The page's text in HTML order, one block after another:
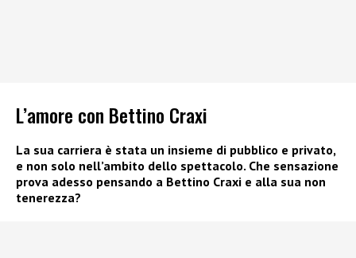
L’amore con Bettino Craxi
La sua carriera è stata un insieme di pubblico e privato,
e non solo nell’ambito dello spettacolo. Che sensazione
prova adesso pensando a Bettino Craxi e alla sua non
tenerezza?